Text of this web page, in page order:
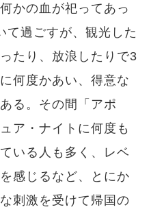
かの血が祀ってあっ
て過ごすが、観光した
たり、放浪したりで3
何度かあい、得意な
る。その間「アポ
ア・ナイトに何度も
いる人も多く、レベ
感じるなど、とにか
刺激を受けて帰国の